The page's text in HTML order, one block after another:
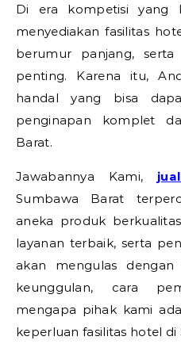
Di era kompetisi yang
menyediakan fasilitas
berumur panjang,
penting. Karena itu,
handal yang bisa
penginapan komplet
Barat.
Jawabannya Kami,
Sumbawa Barat
aneka produk
layanan terbaik, serta
akan mengulas
keunggulan, cara
mengapa pihak kami
keperluan fasilitas hotel di